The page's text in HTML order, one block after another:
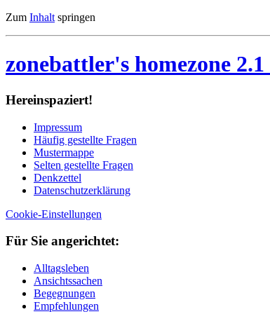
Zum Inhalt springen
zonebattler's homezone 2.1
Her­ein­spa­ziert!
Im­pres­sum
Häu­fig ge­stell­te Fra­gen
Mu­ster­map­pe
Sel­ten ge­stell­te Fra­gen
Denk­zet­tel
Da­ten­schutz­er­klä­rung
Cookie-Einstellungen
Für Sie an­ge­rich­tet:
Alltagsleben
Ansichtssachen
Begegnungen
Empfehlungen